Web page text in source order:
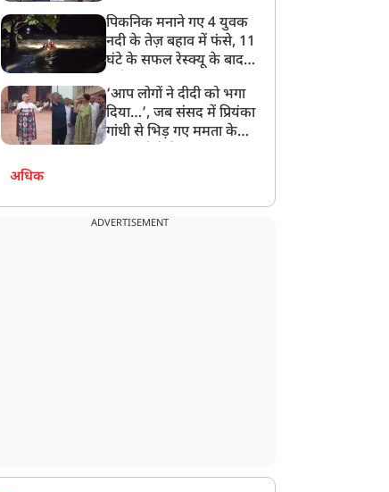
पिकनिक मनाने गए 4 युवक
नदी के तेज़ बहाव में फंसे, 11
घंटे के सफल रेस्क्यू के बाद
‘आप लोगों ने दीदी को भगा
दिया…’, जब संसद में प्रियंका
गांधी से भिड़ गए ममता के
अधिक
ADVERTISEMENT